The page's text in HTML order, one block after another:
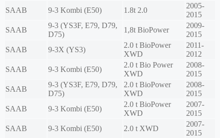
SAAB
9-3 Kombi (E50) 1.8t 2.0
2005-
2015
SAAB
9-3 (YS3F, E79, D79,
D75)
1,8t BioPower
2009-
2015
SAAB
9-3X (YS3)
2.0 t BioPower
XWD
2011-
2012
SAAB
9-3 Kombi (E50)
2.0 t Bio Power
XWD
2008-
2015
SAAB
9-3 (YS3F, E79, D79,
D75)
2.0 t BioPower
XWD
2008-
2015
SAAB
9-3 Kombi (E50)
2.0 t BioPower
XWD
2007-
2015
SAAB
9-3 Kombi (E50) 2.0 t XWD
2007-
2015